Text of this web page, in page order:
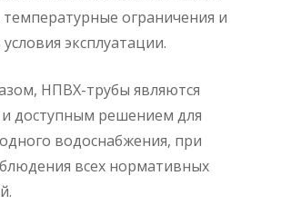
ограничения и
эксплуатации.
НПВХ-трубы являются
доступным решением для
водоснабжения, при
всех нормативных